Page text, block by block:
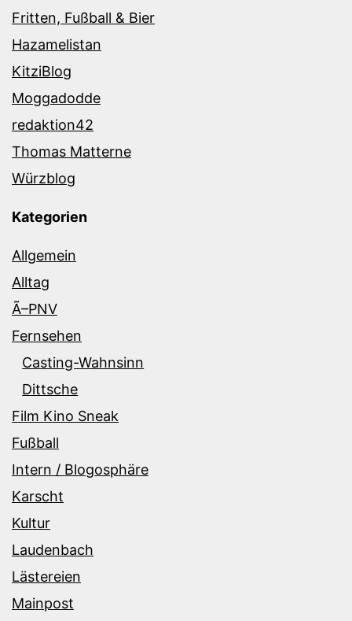
Fritten, Fußball & Bier
Hazamelistan
KitziBlog
Moggadodde
redaktion42
Thomas Matterne
Würzblog
Kategorien
Allgemein
Alltag
Ã–PNV
Fernsehen
Casting-Wahnsinn
Dittsche
Film Kino Sneak
Fußball
Intern / Blogosphäre
Karscht
Kultur
Laudenbach
Lästereien
Mainpost